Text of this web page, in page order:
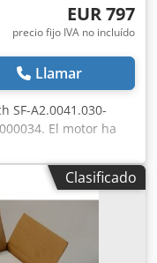
EUR 797
precio fijo IVA no incluído
Llamar
SF-A2.0041.030-
El motor ha
como artículo
y funcionamiento
indica en las fotos.
Clasificado